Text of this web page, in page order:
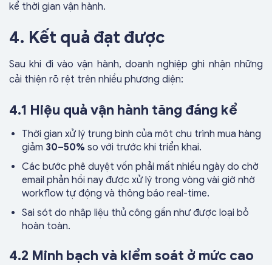
kể thời gian vận hành.
4. Kết quả đạt được
Sau khi đi vào vận hành, doanh nghiệp ghi nhận những
cải thiện rõ rệt trên nhiều phương diện:
4.1 Hiệu quả vận hành tăng đáng kể
Thời gian xử lý trung bình của một chu trình mua hàng
giảm 30–50% so với trước khi triển khai.
Các bước phê duyệt vốn phải mất nhiều ngày do chờ
email phản hồi nay được xử lý trong vòng vài giờ nhờ
workflow tự động và thông báo real-time.
Sai sót do nhập liệu thủ công gần như được loại bỏ
hoàn toàn.
4.2 Minh bạch và kiểm soát ở mức cao